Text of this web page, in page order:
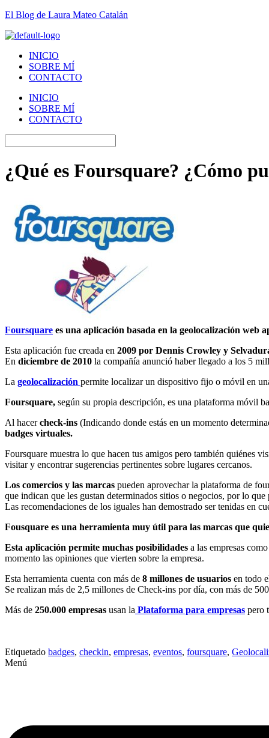
El Blog de Laura Mateo Catalán
INICIO
SOBRE MÍ
CONTACTO
INICIO
SOBRE MÍ
CONTACTO
¿Qué es Foursquare? ¿Cómo
Foursquare es una aplicación basada en la geolocalización web
Esta aplicación fue creada en 2009 por Dennis Crowley y
En diciembre de 2010 la compañía anunció haber llegado a los 5
La geolocalización permite localizar un dispositivo fijo o móvil en
Foursquare, según su propia descripción, es una plataforma móvil
Al hacercheck-ins (Indicando donde estás en un momento
badges virtuales.
Foursquare muestra lo que hacen tus amigos pero también quiénes
visitar y encontrar sugerencias pertinentes sobre lugares cercanos.
Los comercios y las marcas pueden aprovechar la plataforma de
que indican que les gustan determinados sitios o negocios, por lo
Las recomendaciones de los iguales han demostrado ser tenidas en
Fousquare es una herramienta muy útil para las marcas que
Esta aplicación permite muchas posibilidades a las empresas
momento las opiniones que vierten sobre la empresa.
Esta herramienta cuenta con más de 8 millones de usuarios en todo
Se realizan más de 2,5 millones de Check-ins por día, con más de
Más de 250.000 empresas usan la Plataforma para empresas pero
Etiquetado badges, checkin, empresas, eventos, foursquare,
Menú